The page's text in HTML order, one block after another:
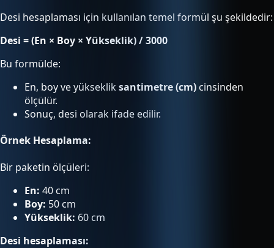
Desi hesaplaması için kullanılan temel formül şu şekildedir:
Desi = (En × Boy × Yükseklik) / 3000
Bu formülde:
En, boy ve yüksekliksantimetre (cm) cinsinden
ölçülür.
Sonuç, desi olarak ifade edilir.
Örnek Hesaplama:
Bir paketin ölçüleri:
En: 40 cm
Boy: 50 cm
Yükseklik: 60 cm
Desi hesaplaması: